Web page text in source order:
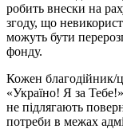
робить внески на
згоду, що
можуть бути
фонду.
Кожен
«Україно! Я за
не підлягають
потреби в межах